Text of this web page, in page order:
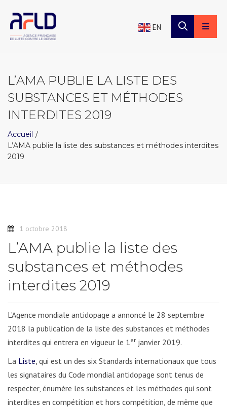
EN
L’AMA PUBLIE LA LISTE DES
SUBSTANCES ET MÉTHODES
INTERDITES 2019
Accueil
L’AMA publie la liste des substances et méthodes interdites
2019
1 octobre 2018
L’AMA publie la liste des
substances et méthodes
interdites 2019
L’Agence mondiale antidopage a annoncé le 28 septembre
2018 la publication de la liste des substances et méthodes
interdites qui entrera en vigueur le 1er janvier 2019.
La Liste , qui est un des six Standards internationaux que tous
les signataires du Code mondial antidopage sont tenus de
respecter, énumère les substances et les méthodes qui sont
interdites en compétition et hors compétition, de même que